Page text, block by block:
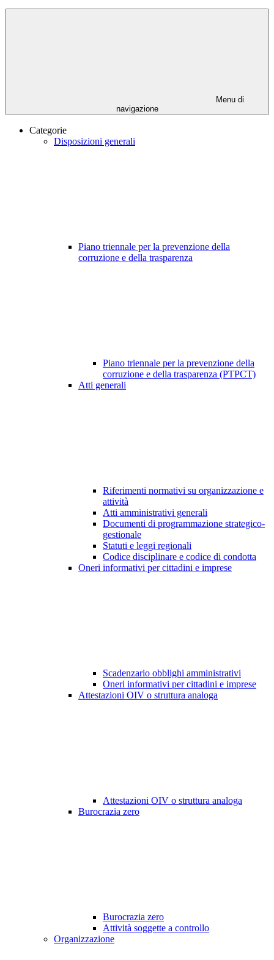
Menu di
navigazione
Categorie
Disposizioni generali
Piano triennale per la prevenzione della
corruzione e della trasparenza
Piano triennale per la prevenzione della
corruzione e della trasparenza (PTPCT)
Atti generali
Riferimenti normativi su organizzazione e
attività
Atti amministrativi generali
Documenti di programmazione strategico-
gestionale
Statuti e leggi regionali
Codice disciplinare e codice di condotta
Oneri informativi per cittadini e imprese
Scadenzario obblighi amministrativi
Oneri informativi per cittadini e imprese
Attestazioni OIV o struttura analoga
Attestazioni OIV o struttura analoga
Burocrazia zero
Burocrazia zero
Attività soggette a controllo
Organizzazione